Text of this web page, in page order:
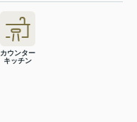
カウンター
キッチン